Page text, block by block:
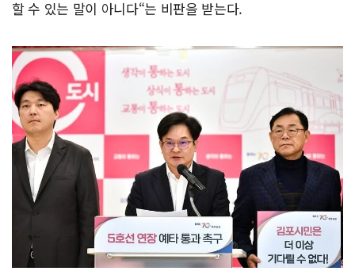
할 수 있는 말이 아니다“는 비판을 받는다.